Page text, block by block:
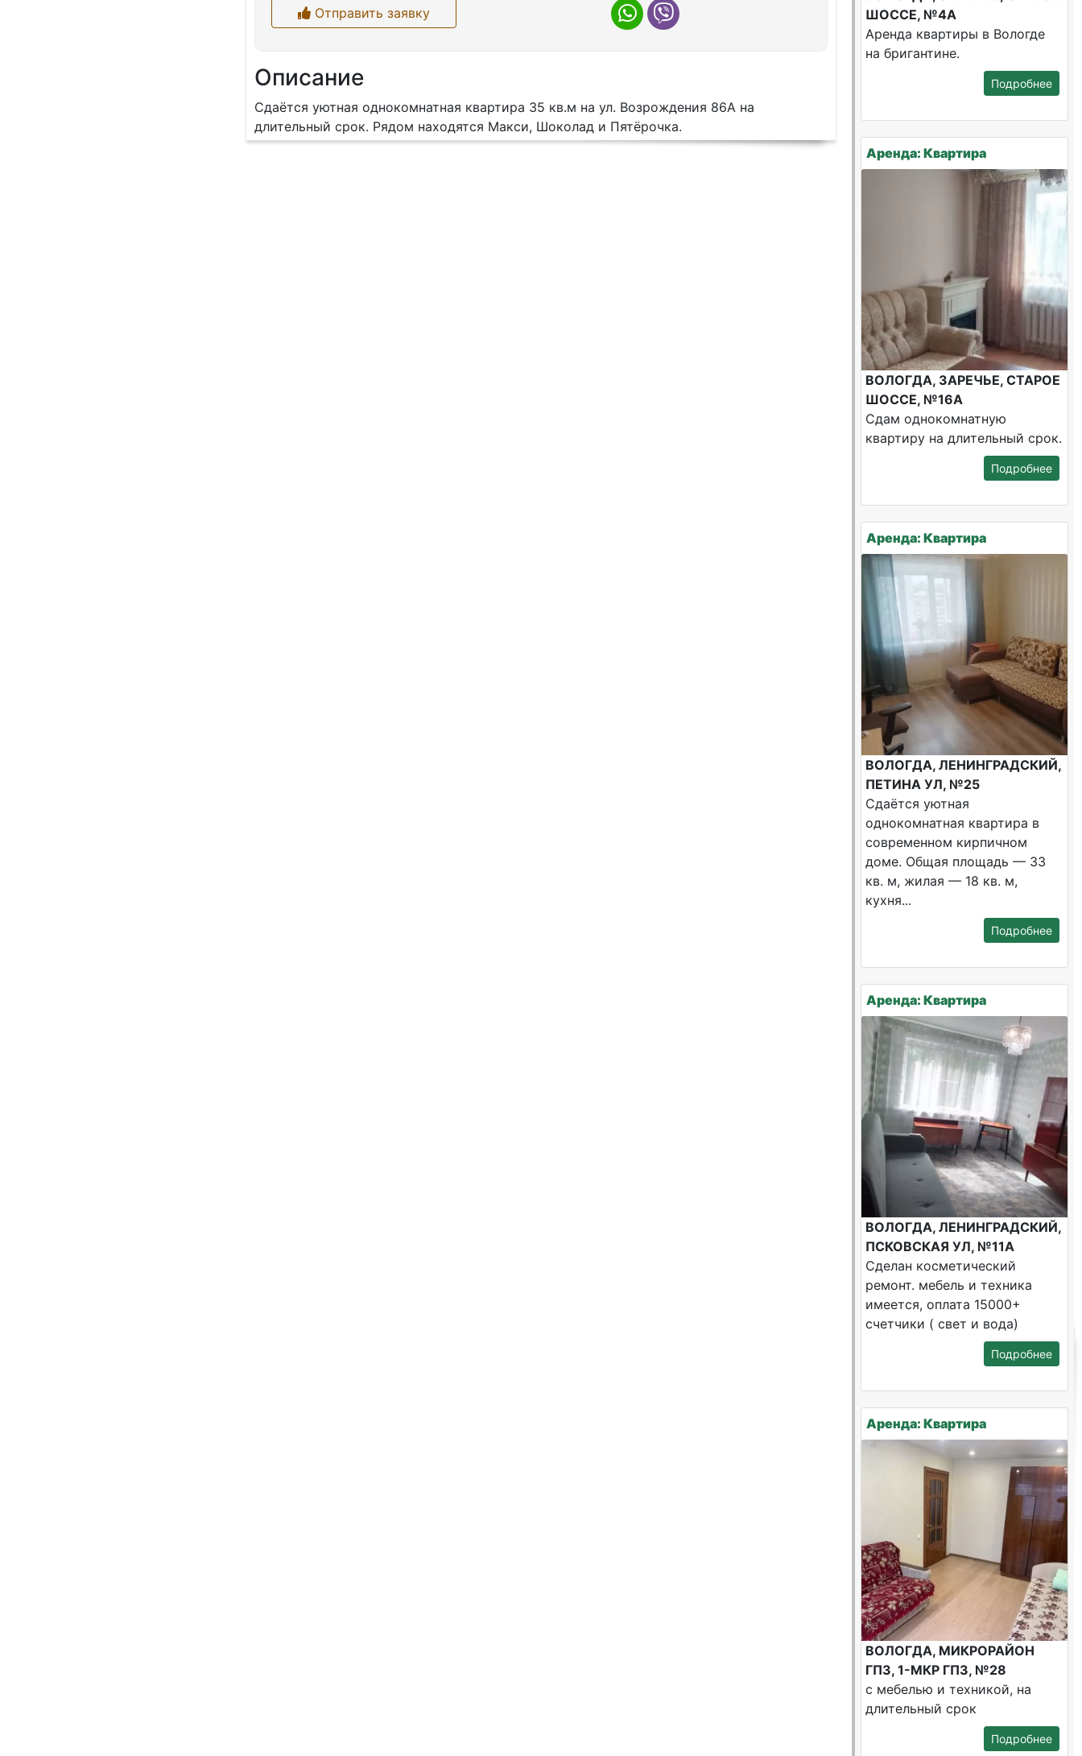
Отправить заявку
Описание
Сдаётся уютная однокомнатная квартира 35 кв.м на ул. Возрождения 86А на
длительный срок. Рядом находятся Макси, Шоколад и Пятёрочка.
ШОССЕ, №4А
Аренда квартиры в Вологде
на бригантине.
Подробнее
Аренда: Квартира
ВОЛОГДА, ЗАРЕЧЬЕ, СТАРОЕ
ШОССЕ, №16А
Сдам однокомнатную
квартиру на длительный срок.
Подробнее
Аренда: Квартира
ВОЛОГДА, ЛЕНИНГРАДСКИЙ,
ПЕТИНА УЛ, №25
Сдаётся уютная
однокомнатная квартира в
современном кирпичном
доме. Общая площадь — 33
кв. м, жилая — 18 кв. м,
кухня...
Подробнее
Аренда: Квартира
ВОЛОГДА, ЛЕНИНГРАДСКИЙ,
ПСКОВСКАЯ УЛ, №11А
Сделан косметический
ремонт. мебель и техника
имеется, оплата 15000+
счетчики ( свет и вода)
Подробнее
Аренда: Квартира
ВОЛОГДА, МИКРОРАЙОН
ГПЗ, 1-МКР ГПЗ, №28
с мебелью и техникой, на
длительный срок
Подробнее